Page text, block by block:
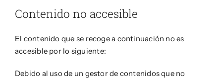
Contenido no accesible
El contenido que se recoge a continuación no es
accesible por lo siguiente:
Debido al uso de un gestor de contenidos que no